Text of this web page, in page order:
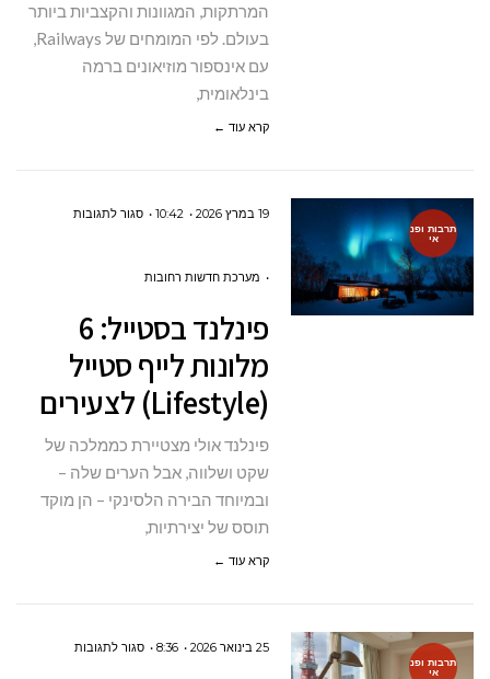
המרתקות, המגוונות והקצביות ביותר
בעולם. לפי המומחים של Railways,
עם אינספור מוזיאונים ברמה
בינלאומית,
קרא עוד ←
תרבות ופנ
אי
19 במרץ 2026 10:42 סגור לתגובותעל
לייף
סטייל
מערכת חדשות רחובות
פינלנד בסטייל: 6
מלונות לייף סטייל
(Lifestyle) לצעירים
פינלנד אולי מצטיירת כממלכה של
שקט ושלווה, אבל הערים שלה –
ובמיוחד הבירה הלסינקי – הן מוקד
תוסס של יצירתיות,
קרא עוד ←
תרבות ופנ
אי
25 בינואר 2026 8:36 סגור לתגובותעל